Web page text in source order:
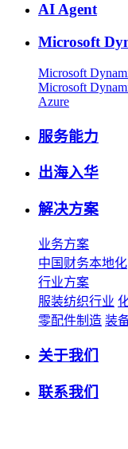
AI Agent
Microsoft
Microsoft
Microsoft
Azure
服务能力
出海入华
解决方案
业务方案
中国财务本地化
行业方案
服装纺织行业
零配件制造 装
关于我们
联系我们